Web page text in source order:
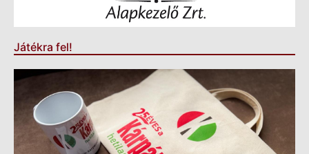
Játékra fel!